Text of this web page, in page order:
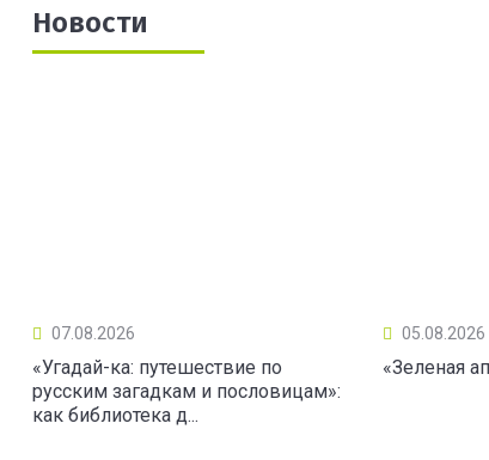
Новости
07.08.2026
«Угадай-ка: путешествие по
русским загадкам и пословицам»:
как библиотека д...
05.08.2026
«Зеленая